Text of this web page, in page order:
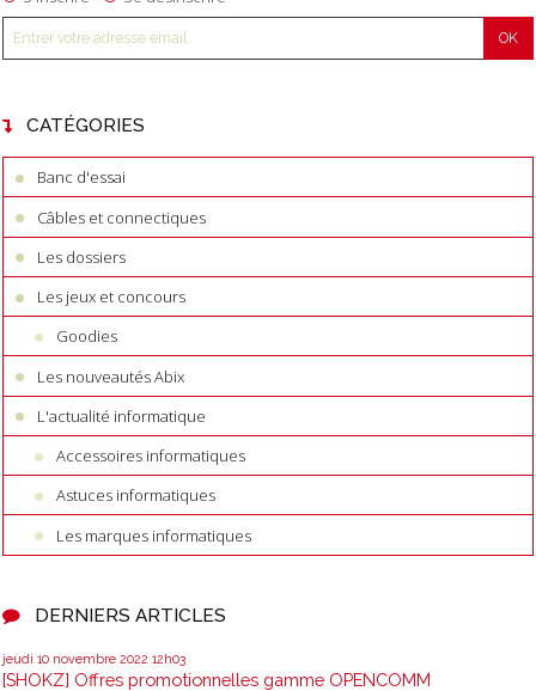
CATÉGORIES
Banc d'essai
Câbles et connectiques
Les dossiers
Les jeux et concours
Goodies
Les nouveautés Abix
L'actualité informatique
Accessoires informatiques
Astuces informatiques
Les marques informatiques
DERNIERS ARTICLES
jeudi 10 novembre 2022 12h03
[SHOKZ] Offres promotionnelles gamme OPENCOMM